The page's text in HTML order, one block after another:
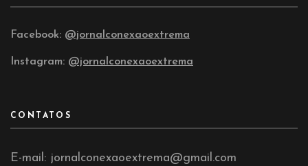
Facebook: @jornalconexaoextrema
Instagram: @jornalconexaoextrema
CONTATOS
E-mail: jornalconexaoextrema@gmail.com